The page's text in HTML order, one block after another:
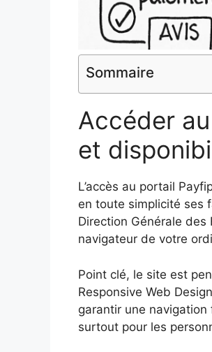
Sommaire
Accéder
et
L’accès au portail
en toute simplicité ses
Direction Générale
navigateur de votre
Point clé, le site est
Responsive Web
garantir une
surtout pour les